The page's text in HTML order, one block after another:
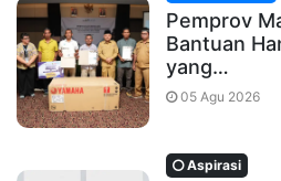
Pemprov
Bantuan
yang…
05 Agu 2026
Aspirasi